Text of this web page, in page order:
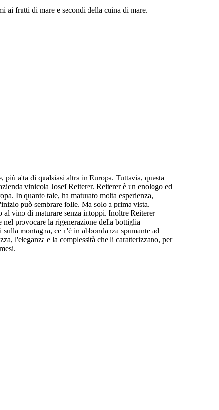
ai frutti di mare e secondi della cuina di mare.
alta di qualsiasi altra in Europa. Tuttavia, questa
vinicola Josef Reiterer. Reiterer è un enologo ed
In quanto tale, ha maturato molta esperienza,
può sembrare folle. Ma solo a prima vista.
vino di maturare senza intoppi. Inoltre Reiterer
provocare la rigenerazione della bottiglia
montagna, ce n'è in abbondanza spumante ad
l'eleganza e la complessità che li caratterizzano, per